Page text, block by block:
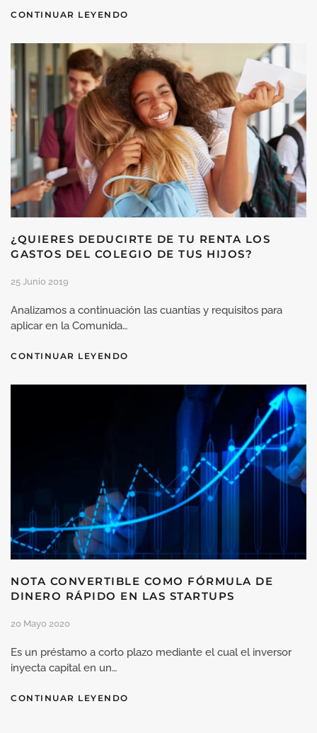
CONTINUAR LEYENDO
¿QUIERES DEDUCIRTE DE TU RENTA LOS
GASTOS DEL COLEGIO DE TUS HIJOS?
25 Junio 2019
Analizamos a continuación las cuantías y requisitos para
aplicar en la Comunida…
CONTINUAR LEYENDO
NOTA CONVERTIBLE COMO FÓRMULA DE
DINERO RÁPIDO EN LAS STARTUPS
20 Mayo 2020
Es un préstamo a corto plazo mediante el cual el inversor
inyecta capital en un…
CONTINUAR LEYENDO